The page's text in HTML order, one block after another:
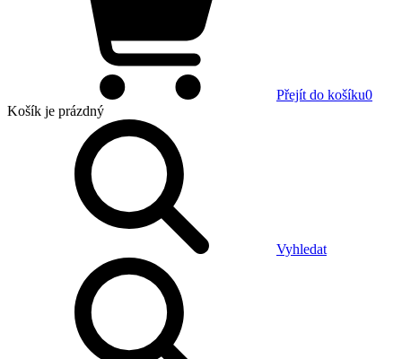
Přejít do košíku0
Košík je prázdný
Vyhledat